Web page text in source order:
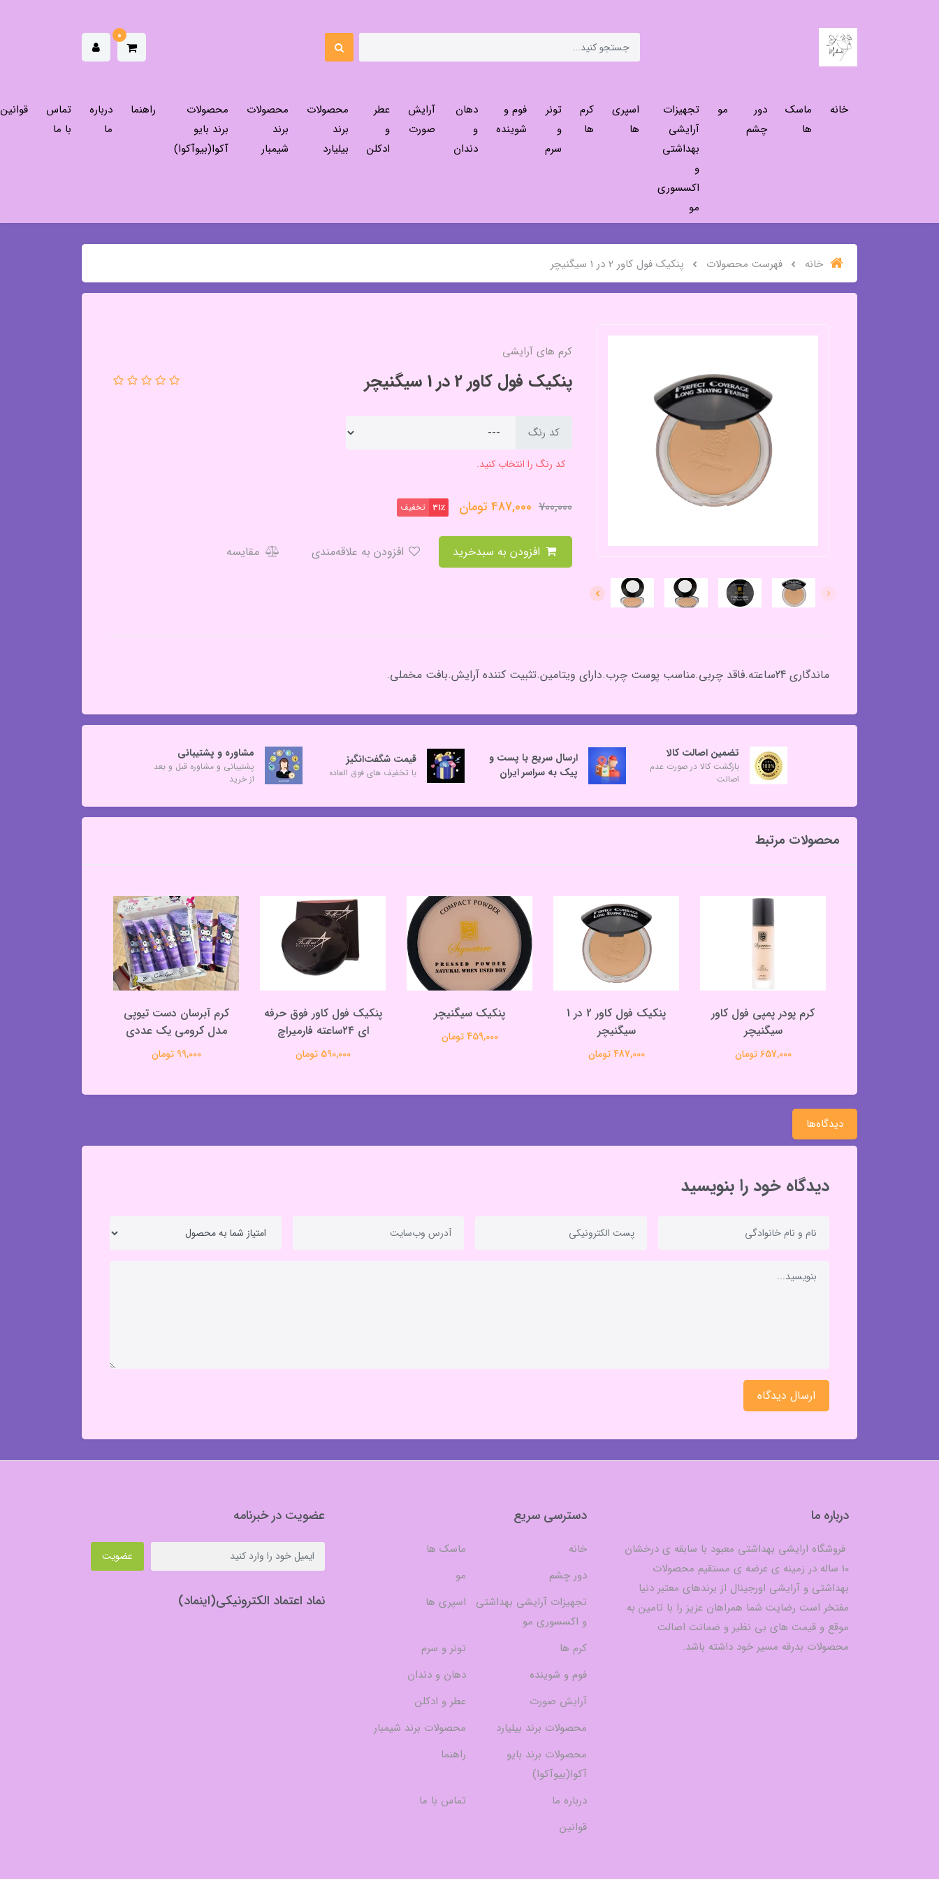
0
خانه
ماسک
ها
دور
چشم
مو
تجهیزات
آرایشی
بهداشتی
و
اکسسوری
مو
اسپری
ها
کرم
ها
تونر
و
سرم
فوم و
شوینده
دهان
و
دندان
آرایش
صورت
عطر
و
ادکلن
محصولات
برند
بیلیارد
محصولات
برند
شیمبار
محصولات
برند بایو
آکوا(بیوآکوا)
راهنما
درباره
ما
تماس
با ما
قوانین
خانه فهرست محصولات پنکیک فول کاور 2 در 1 سیگنیچر
کرم های آرایشی
پنکیک فول کاور 2 در 1 سیگنیچر
کد رنگ
کد رنگ را انتخاب کنید.
700,000
487,000تومان 31٪ تخفیف
مقایسه
ماندگاری 24ساعته.فاقد چربی.مناسب پوست چرب.دارای ویتامین.تثبیت کننده آرایش.بافت مخملی.
تضمین اصالت کالا
بازگشت کالا در صورت عدم
اصالت
ارسال سریع با پست و
پیک به سراسر ایران
قیمت شگفت‌انگیز
با تخفیف های فوق العاده
مشاوره و پشتیبانی
پشتیبانی و مشاوره قبل و بعد
از خرید
محصولات مرتبط
کرم پودر پمپی فول کاور
سیگنیچر
657,000 تومان
پنکیک فول کاور 2 در 1
سیگنیچر
487,000 تومان
پنکیک سیگنیچر
459,000 تومان
پنکیک فول کاور فوق حرفه
ای ۲۴ساعته فارمیراچ
590,000 تومان
کرم آبرسان دست تیوپی
مدل کرومی یک عددی
99,000 تومان
دیدگاه‌ها
دیدگاه خود را بنویسید
ارسال دیدگاه
درباره ما
فروشگاه ارایشی بهداشتی معبود با سابقه ی درخشان
10 ساله در زمینه ی عرضه ی مستقیم محصولات
بهداشتی و آرایشی اورجینال از برندهای معتبر دنیا
مفتخر است رضایت شما همراهان عزیز را با تامین به
موقع و قیمت های بی نظیر و ضمانت اصالت
محصولات بدرقه مسیر خود داشته باشد.
دسترسی سریع
خانه
ماسک ها
دور چشم
مو
تجهیزات آرایشی بهداشتی
و اکسسوری مو
اسپری ها
کرم ها
تونر و سرم
فوم و شوینده
دهان و دندان
آرایش صورت
عطر و ادکلن
محصولات برند بیلیارد
محصولات برند شیمبار
محصولات برند بایو
آکوا(بیوآکوا)
راهنما
درباره ما
تماس با ما
قوانین
عضویت در خبرنامه
عضویت
نماد اعتماد الکترونیکی(اینماد)